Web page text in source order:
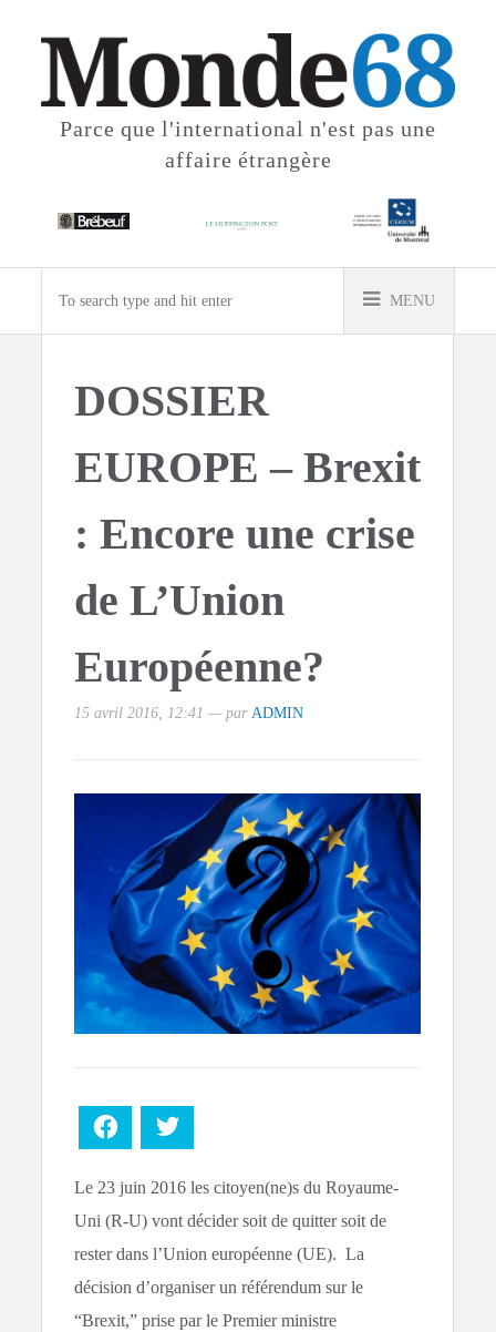
Parce que l'international n'est pas une
affaire étrangère
MENU
DOSSIER
EUROPE – Brexit
: Encore une crise
de L’Union
Européenne?
15 avril 2016, 12:41 — par ADMIN
Facebook
Le 23 juin 2016 les citoyen(ne)s du Royaume-
Uni (R-U) vont décider soit de quitter soit de
rester dans l’Union européenne (UE). La
décision d’organiser un référendum sur le
“Brexit,” prise par le Premier ministre